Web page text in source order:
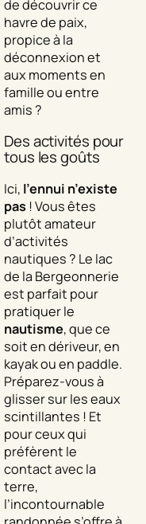
de découvrir ce
havre de paix,
propice à la
déconnexion et
aux moments en
famille ou entre
amis ?
Des activités pour
tous les goûts
Ici, l’ennui n’existe
pas ! Vous êtes
plutôt amateur
d’activités
nautiques ? Le lac
de la Bergeonnerie
est parfait pour
pratiquer le
nautisme, que ce
soit en dériveur, en
kayak ou en paddle.
Préparez-vous à
glisser sur les eaux
scintillantes ! Et
pour ceux qui
préfèrent le
contact avec la
terre,
l’incontournable